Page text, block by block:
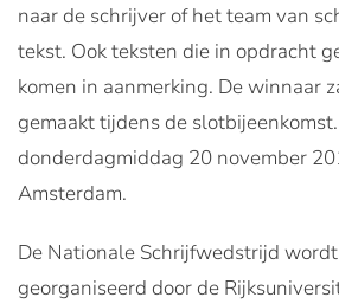
naar de schrijver of het team van
tekst. Ook teksten die in opdracht
komen in aanmerking. De winnaar
gemaakt tijdens de
donderdagmiddag 20 november
Amsterdam.
De Nationale Schrijfwedstrijd
georganiseerd door de